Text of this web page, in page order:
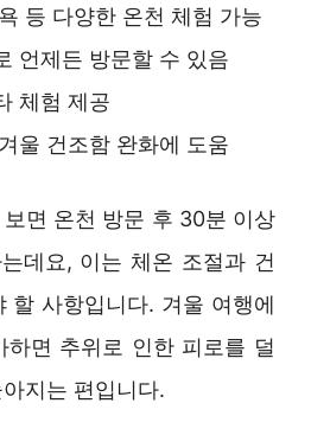
등 다양한 온천 체험 가능
언제든 방문할 수 있음
체험 제공
울 건조함 완화에 도움
면 온천 방문 후 30분 이상
데요, 이는 체온 조절과 건
할 사항입니다. 겨울 여행에
면 추위로 인한 피로를 덜
지는 편입니다.